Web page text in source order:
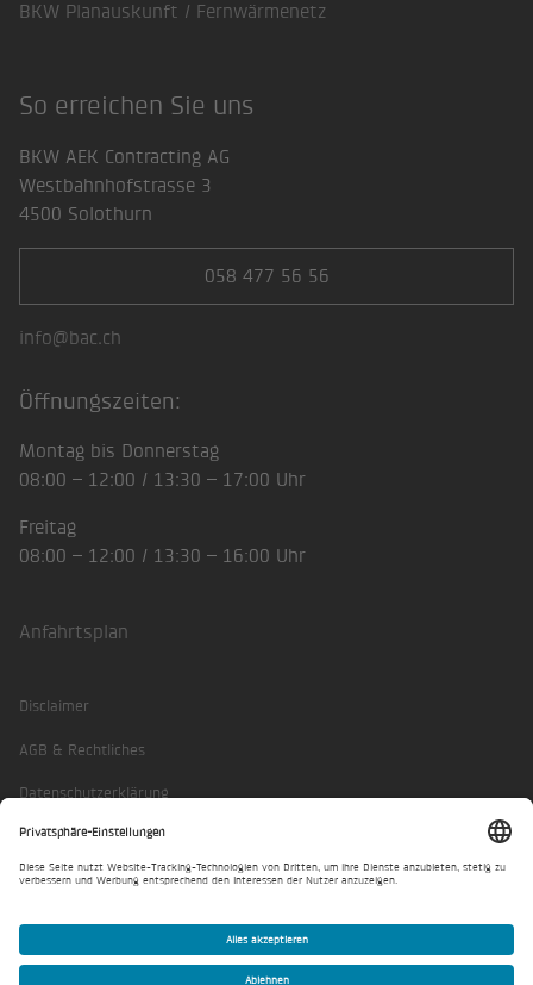
BKW Planauskunft / Fernwärmenetz
So erreichen Sie uns
BKW AEK Contracting AG
Westbahnhofstrasse 3
4500 Solothurn
058 477 56 56
info@bac.ch
Öffnungszeiten:
Montag bis Donnerstag
08:00 – 12:00 / 13:30 – 17:00 Uhr
Freitag
08:00 – 12:00 / 13:30 – 16:00 Uhr
Anfahrtsplan
Disclaimer
AGB & Rechtliches
Datenschutzerklärung
Impressum
Privatsphäre-Einstellungen
© BKW AEK Contracting AG 2026